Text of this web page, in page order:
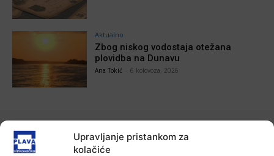
Upravljanje pristankom za
kolačiće
Aktualno
Zbog niskog vodostaja otežana
plovidba na Dunavu
Ana Tokić 6 kolovoza, 2026
POVEZANE VIJESTI